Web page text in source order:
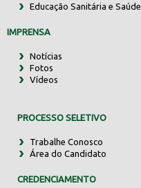
Educação Sanitária e
IMPRENSA
Notícias
Fotos
Vídeos
PROCESSO SELETIVO
Trabalhe Conosco
Área do Candidato
CREDENCIAMENTO